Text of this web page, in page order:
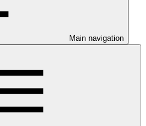
Main navigation